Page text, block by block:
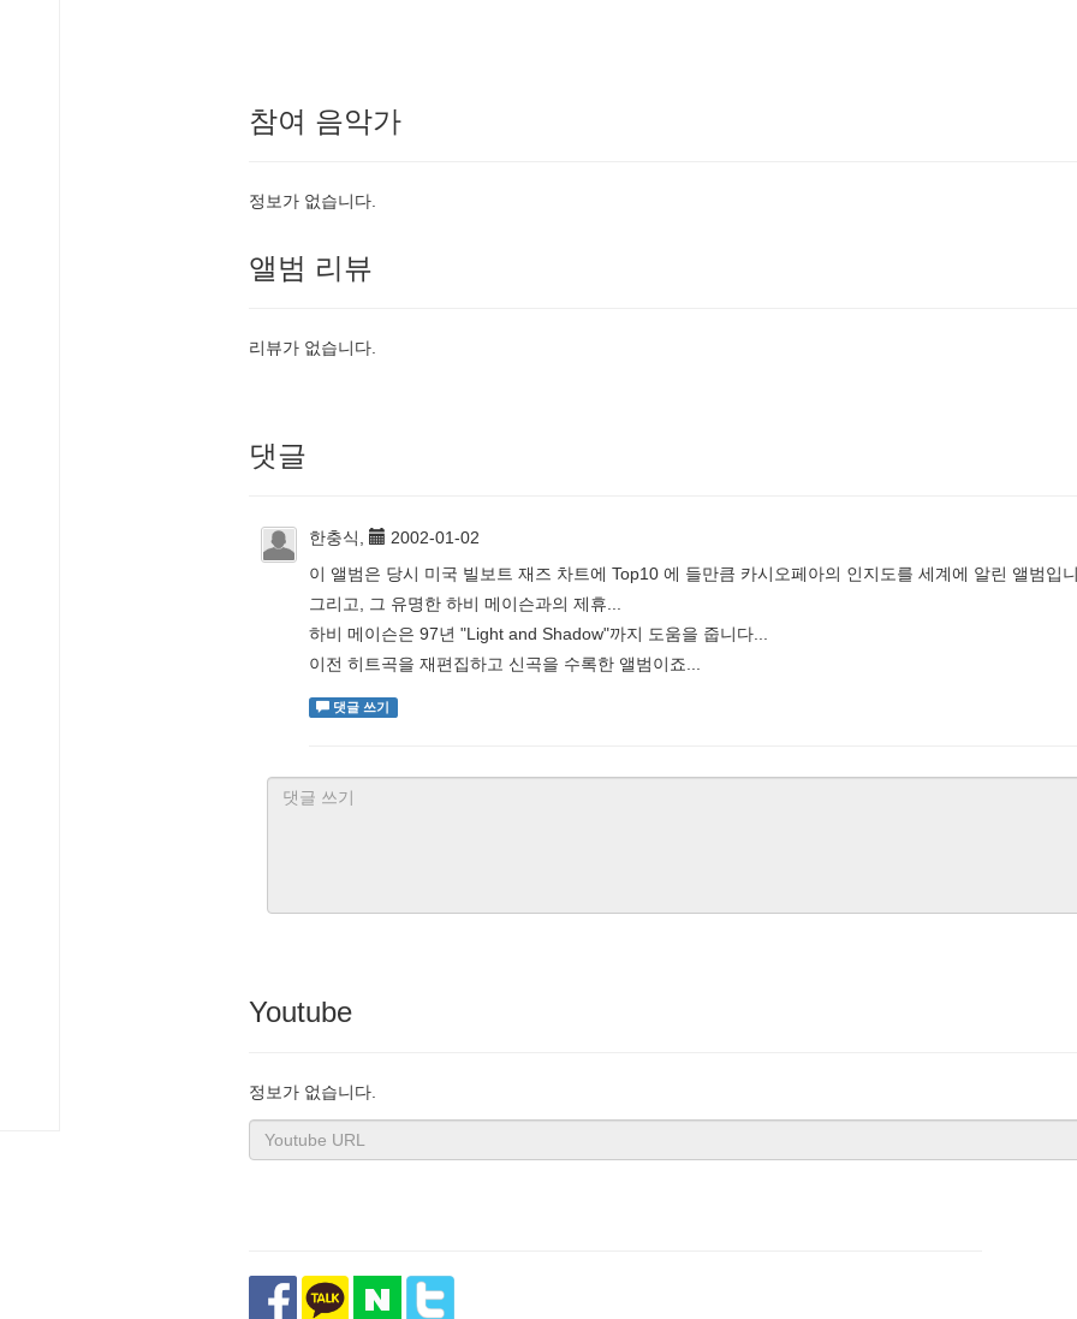
참여 음악가
정보가 없습니다.
앨범 리뷰
리뷰가 없습니다.
댓글
한충식,
2002-01-02
이 앨범은 당시 미국 빌보트 재즈 차트에 Top10 에 들만큼 카시오페아의 인지도를 세계에 알린 앨범입
그리고, 그 유명한 하비 메이슨과의 제휴...
하비 메이슨은 97년 "Light and Shadow"까지 도움을 줍니다...
이전 히트곡을 재편집하고 신곡을 수록한 앨범이죠...
댓글 쓰기
Youtube
정보가 없습니다.